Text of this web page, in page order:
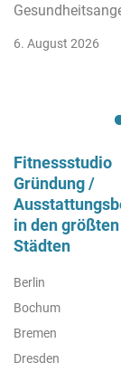
6. August 2026
Fitnessstudio
Gründung /
in den größten
Städten
Berlin
Bochum
Bremen
Dresden